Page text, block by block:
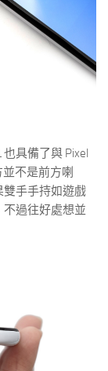
也具備了與 Pixel
不是前方喇
雙手手持如遊戲
過往好處想並